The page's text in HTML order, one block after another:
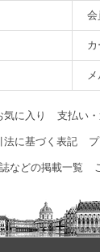
会
カ
気に入り 支払い
法に基づく表記
などの掲載一覧